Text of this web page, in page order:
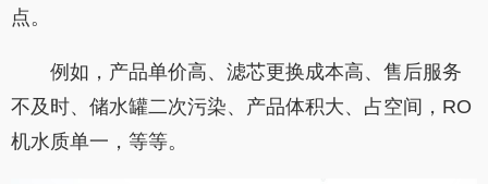
点。
例如，产品单价高、滤芯更换成本高、售后服务
不及时、储水罐二次污染、产品体积大、占空间， RO
机水质单一，等等。